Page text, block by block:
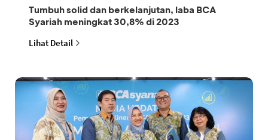
Tumbuh solid dan berkelanjutan, laba BCA
Syariah meningkat 30,8% di 2023
Lihat Detail